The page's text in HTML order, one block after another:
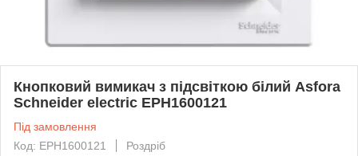
Кнопковий вимикач з підсвіткою білий Asfora
Schneider electric EPH1600121
Під замовлення
Код: EPH1600121
Роздріб